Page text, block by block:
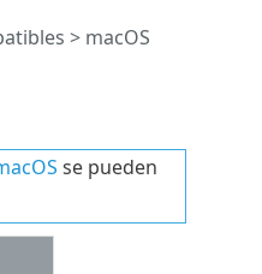
> macOS
se pueden